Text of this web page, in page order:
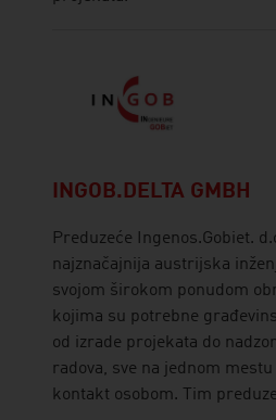
INGOB.DELTA GMBH
Preduzeće Ingenos.Gobiet.
najznačajnija austrijska
svojom širokom ponudom
kojima su potrebne
od izrade projekata do
radova, sve na jednom
kontakt osobom. Tim